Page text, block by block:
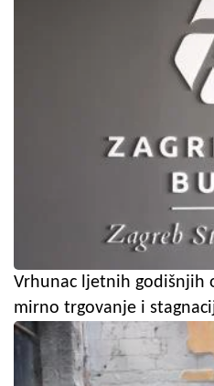
Vrhunac ljetnih godišnjih
mirno trgovanje i